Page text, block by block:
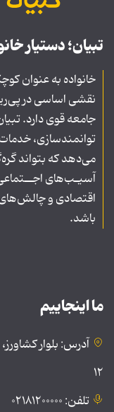
تبیان؛ دستیار
خانواده به عنوان
نقشی اساسی در
جامعه قوی دارد.
توانمندسازی، خدمات
می‌دهد که بتواند
آسیـب‌های
اقتصادی و
باشد.
ما اینجاییم
آدرس: بلوار
۱۲
تلفن: ۰۲۱۸۱۲۰۰۰۰۰